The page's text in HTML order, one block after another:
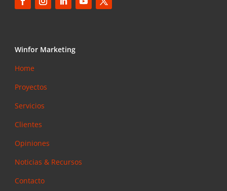
Winfor Marketing
Home
Proyectos
Servicios
Clientes
Opiniones
Noticias & Recursos
Contacto